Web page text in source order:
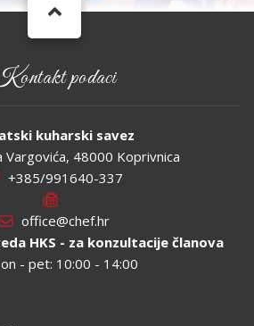
podaci
kuharski savez
Vargovića, 48000 Koprivnica
+385/991640-337
office@chef.hr
HKS - za konzultacije članova
- pet: 10:00 - 14:00